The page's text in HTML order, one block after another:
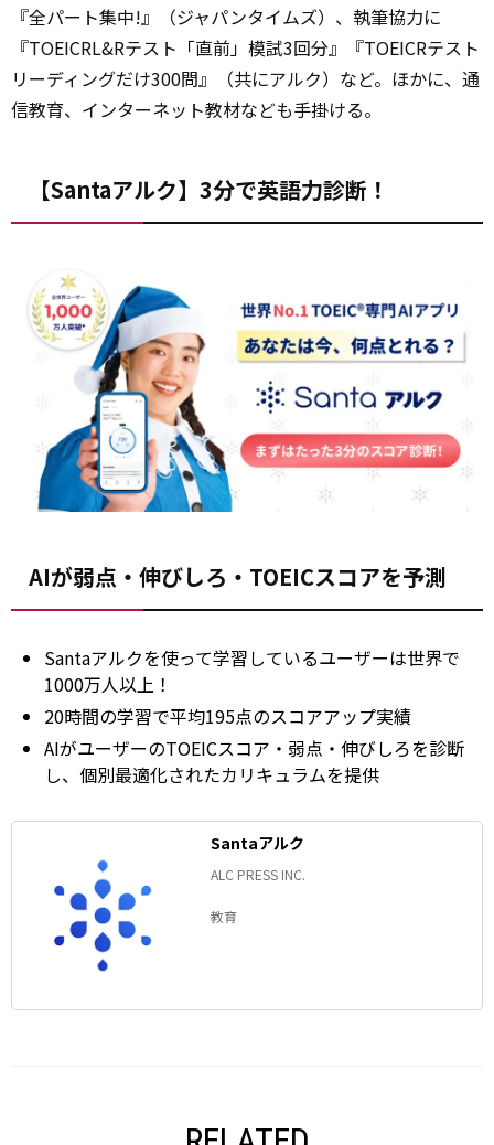
『全パート集中!』（ジャパンタイムズ）、執筆協力に
『TOEICRL&Rテスト「直前」模試3回分』『TOEICRテスト
リーディングだけ300問』（共にアルク）など。ほかに、通
信教育、インターネット教材なども手掛ける。
【Santaアルク】3分で英語力診断！
AIが弱点・伸びしろ・TOEICスコアを予測
Santaアルクを使って学習しているユーザーは世界で
1000万人以上！
20時間の学習で平均195点のスコアアップ実績
AIがユーザーのTOEICスコア・弱点・伸びしろを診断
し、個別最適化されたカリキュラムを提供
Santaアルク
ALC PRESS INC.
教育